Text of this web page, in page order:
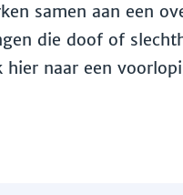
samen aan een
die doof of
naar een